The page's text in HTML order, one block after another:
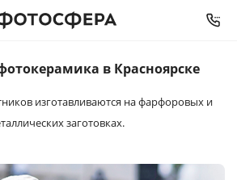
в Красноярске
изготавливаются на фарфоровых и
заготовках.